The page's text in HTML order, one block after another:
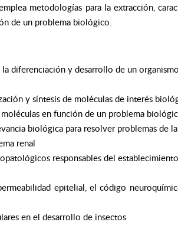
metodologías para la extracción,
de un problema biológico.
diferenciación y desarrollo de un organismo
y síntesis de moléculas de interés
en función de un problema
biológica para resolver problemas de
renal
responsables del
epitelial, el código
en el desarrollo de insectos